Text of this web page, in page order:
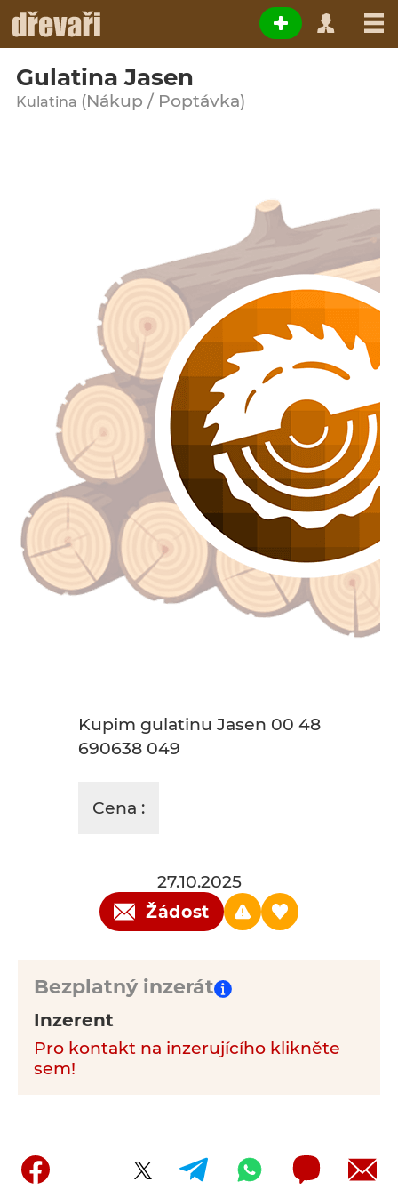
Gulatina Jasen
Kulatina (Nákup / Poptávka)
Kupim gulatinu Jasen 00 48
690638 049
Cena :
27.10.2025
Žádost
Bezplatný inzerát
Inzerent
Pro kontakt na inzerujícího klikněte
sem!